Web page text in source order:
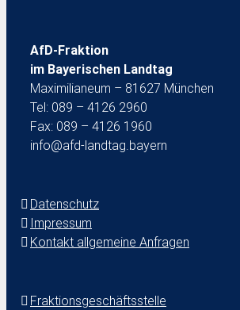
AfD-Fraktion
im Bayerischen Landtag
Maximilianeum – 81627 München
Tel: 089 – 4126 2960
Fax: 089 – 4126 1960
info@afd-landtag.bayern
Datenschutz
Impressum
Kontakt allgemeine Anfragen
Fraktionsgeschäftsstelle